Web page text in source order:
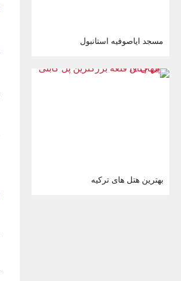
مسجد ایاصوفیه استانبول
بهترین هتل های ترکیه